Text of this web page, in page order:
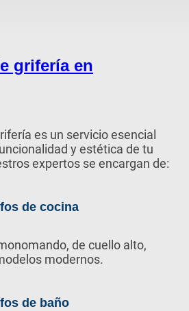
grifería en
es un servicio esencial
y estética de tu
expertos se encargan de:
de cocina
de cuello alto,
modernos.
de baño